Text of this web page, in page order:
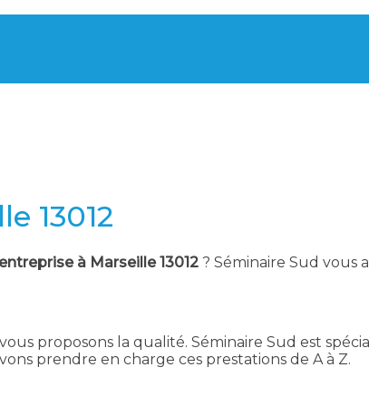
13012
à Marseille 13012 ? Séminaire Sud vous
proposons la qualité. Séminaire Sud est
prendre en charge ces prestations de A à Z.